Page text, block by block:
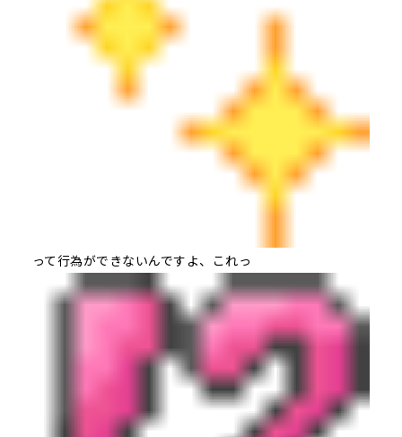
って行為ができないんですよ、これっ